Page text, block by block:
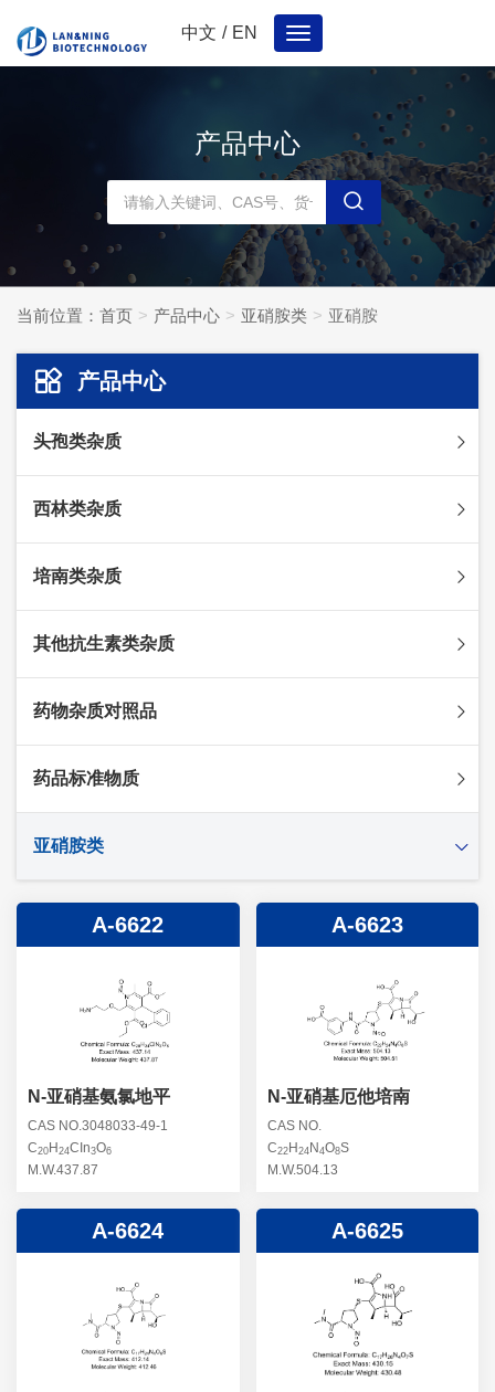
中文 / EN
Toggle
navigation
产品中心
当前位置： 首页 产品中心 亚硝胺类 亚硝胺
产品中心
头孢类杂质
头孢唑林杂质
头孢他啶杂质
头孢米诺杂质
头孢吡肟杂质
头孢地嗪钠杂质
头孢噻肟杂质
头孢曲松钠杂质
头孢他美酯杂质
青霉素杂质
头孢羟氨苄杂质
头孢西丁杂质
头孢卡品酯杂质
头孢唑肟杂质
西林类杂质
苯唑西林杂质
替卡西林杂质
阿洛西林杂质
美洛西林杂质
培南类杂质
多立培南杂质
厄他培南杂质
多尼培南杂质
其他抗生素类杂质
利福平杂质
苄丝肼杂质
克拉霉素杂质
螺旋霉素杂质
克拉维酸钾杂质
卡络磺钠杂质
替加环素杂质
土霉素杂质
林可霉素杂质
药物杂质对照品
杂质对照品
药品标准物质
亚硝胺类
A-6622
N-亚硝基氨氯地平
CAS NO.3048033-49-1
C20 H 24CIn3O6
M.W.437.87
A-6623
N-亚硝基厄他培南
CAS NO.
C22H 24 N 4O8S
M.W.504.13
A-6624 A-6625